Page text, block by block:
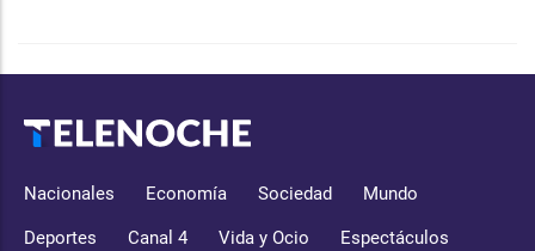
Nacionales Economía Sociedad Mundo
Deportes Canal 4 Vida y Ocio Espectáculos